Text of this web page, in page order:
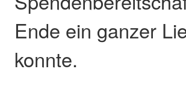
Ende ein ganzer
konnte.